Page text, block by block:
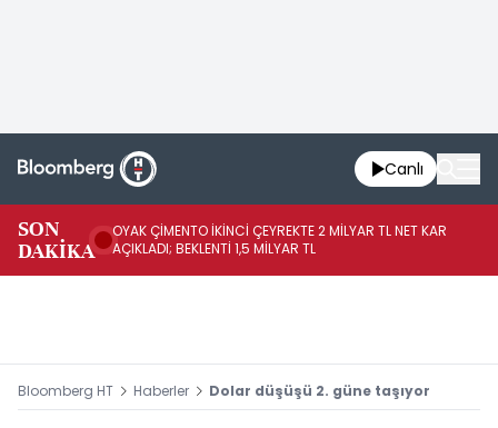
Canlı
SON
DAKİKA
OYAK ÇİMENTO İKİNCİ ÇEYREKTE 2 MİLYAR TL NET KAR
AÇIKLADI; BEKLENTİ 1,5 MİLYAR TL
Bloomberg HT Haberler Dolar düşüşü 2. güne taşıyor